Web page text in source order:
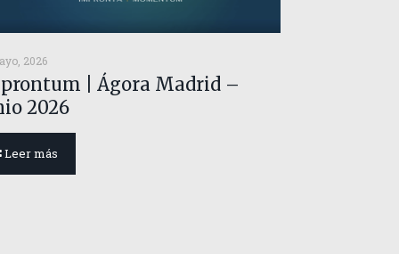
2026
| Ágora Madrid –
2026
Leer más